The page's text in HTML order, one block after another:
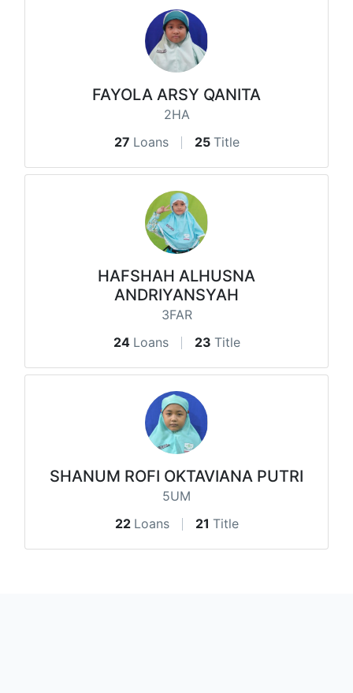
FAYOLA ARSY QANITA
2HA
27 Loans 25 Title
HAFSHAH ALHUSNA
ANDRIYANSYAH
3FAR
24 Loans 23 Title
SHANUM ROFI OKTAVIANA PUTRI
5UM
22 Loans 21 Title